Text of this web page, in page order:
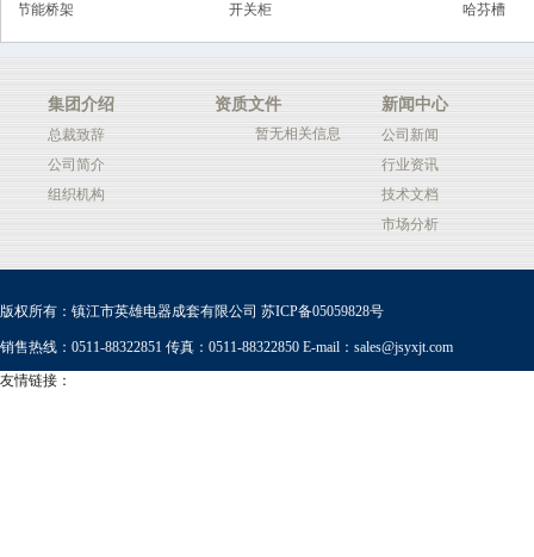
桥架 开关柜 哈芬槽
集团介绍
总裁致辞
公司简介
组织机构
资质文件
暂无相关信息
新闻中心
公司新闻
行业资讯
技术文档
市场分析
版权所有：镇江市英雄电器成套有限公司 苏ICP备05059828号
销售热线：0511-88322851 传真：0511-88322850 E-mail： sales@jsyxjt.com
友情链接：